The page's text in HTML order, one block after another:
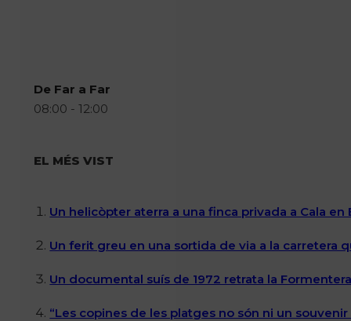
De Far a Far
08:00 - 12:00
EL MÉS VIST
Un helicòpter aterra a una finca privada a Cala
Un ferit greu en una sortida de via a la carretera
Un documental suís de 1972 retrata la
“Les copines de les platges no són ni un